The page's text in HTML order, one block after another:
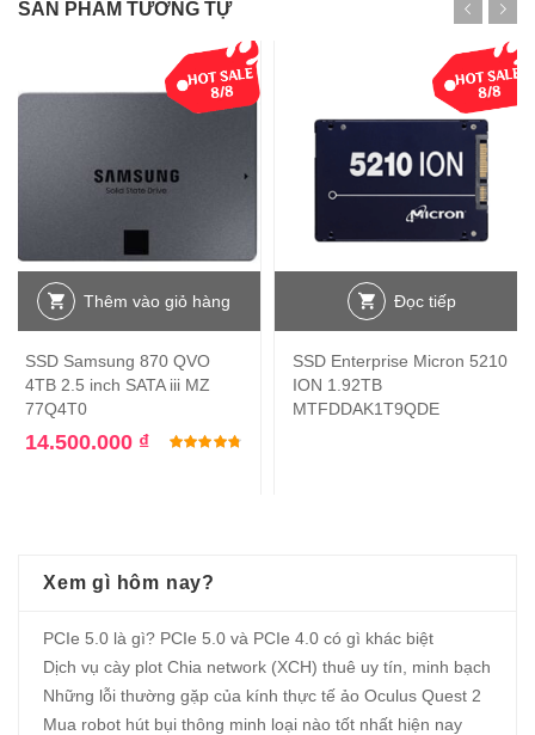
SẢN PHẨM TƯƠNG TỰ
Thêm vào giỏ hàng
SSD Samsung 870 QVO
4TB 2.5 inch SATA iii MZ
77Q4T0
14.500.000 ₫
Đọc tiếp
SSD Enterprise Micron 5210
ION 1.92TB
MTFDDAK1T9QDE
Xem gì hôm nay?
PCIe 5.0 là gì? PCIe 5.0 và PCIe 4.0 có gì khác biệt
Dịch vụ cày plot Chia network (XCH) thuê uy tín, minh bạch
Những lỗi thường gặp của kính thực tế ảo Oculus Quest 2
Mua robot hút bụi thông minh loại nào tốt nhất hiện nay